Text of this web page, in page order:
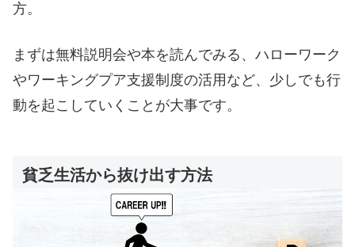
方。
まずは無料説明会や本を読んでみる、ハローワーク
やワーキングプア支援制度の活用など、少しでも行
動を起こしていくことが大事です。
貧乏生活から抜け出す方法